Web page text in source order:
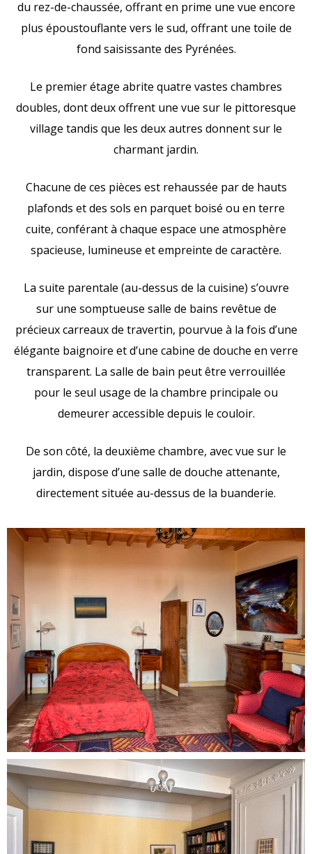
du rez-de-chaussée, offrant en prime une vue encore
plus époustouflante vers le sud, offrant une toile de
fond saisissante des Pyrénées.
Le premier étage abrite quatre vastes chambres
doubles, dont deux offrent une vue sur le pittoresque
village tandis que les deux autres donnent sur le
charmant jardin.
Chacune de ces pièces est rehaussée par de hauts
plafonds et des sols en parquet boisé ou en terre
cuite, conférant à chaque espace une atmosphère
spacieuse, lumineuse et empreinte de caractère.
La suite parentale (au-dessus de la cuisine) s’ouvre
sur une somptueuse salle de bains revêtue de
précieux carreaux de travertin, pourvue à la fois d’une
élégante baignoire et d’une cabine de douche en verre
transparent. La salle de bain peut être verrouillée
pour le seul usage de la chambre principale ou
demeurer accessible depuis le couloir.
De son côté, la deuxième chambre, avec vue sur le
jardin, dispose d’une salle de douche attenante,
directement située au-dessus de la buanderie.